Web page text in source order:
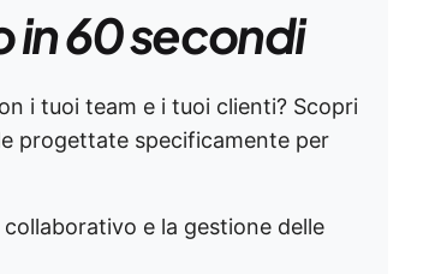
in 60 secondi
i tuoi team e i tuoi clienti? Scopri
progettate specificamente per
e la gestione delle